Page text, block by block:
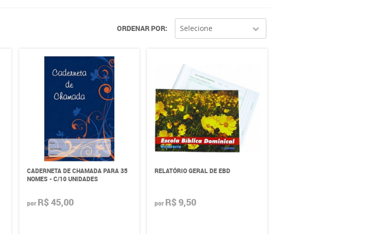
ORDENAR POR Selecione
CADERNETA DE CHAMADA PARA 35
NOMES - C/10 UNIDADES
por R$ 45,00
RELATÓRIO GERAL DE EBD
por R$ 9,50